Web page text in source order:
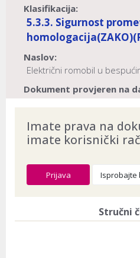
Klasifikacija:
5.3.3. Sigurnost
homologacija(ZAKO)
Naslov:
Električni romobil u
Dokument provjeren na
Imate prava na
imate korisnički
Prijava Isprobajte
Stručni